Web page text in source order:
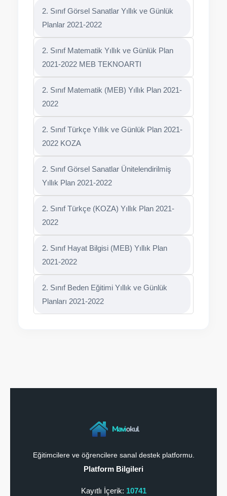
2. Sınıf Görsel Sanatlar Yıllık ve Günlük
Planlar 2021-2022
2. Sınıf Matematik Yıllık ve Günlük Plan
2021-2022 MEB TEKNOARTI
2. Sınıf Matematik (MEB) Yıllık Plan 2021-
2022
2. Sınıf Türkçe Yıllık ve Günlük Plan 2021-
2022 KOZA
2. Sınıf Görsel Sanatlar Ünitelendirilmiş
Yıllık Plan 2021-2022
2. Sınıf Türkçe (KOZA) Yıllık Plan 2021-
2022
2. Sınıf Hayat Bilgisi (MEB) Yıllık Plan
2021-2022
2. Sınıf Beden Eğitimi Yıllık ve Günlük
Planları 2021-2022
Maviokul
Eğitimcilere ve öğrencilere sanal destek platformu.
Platform Bilgileri